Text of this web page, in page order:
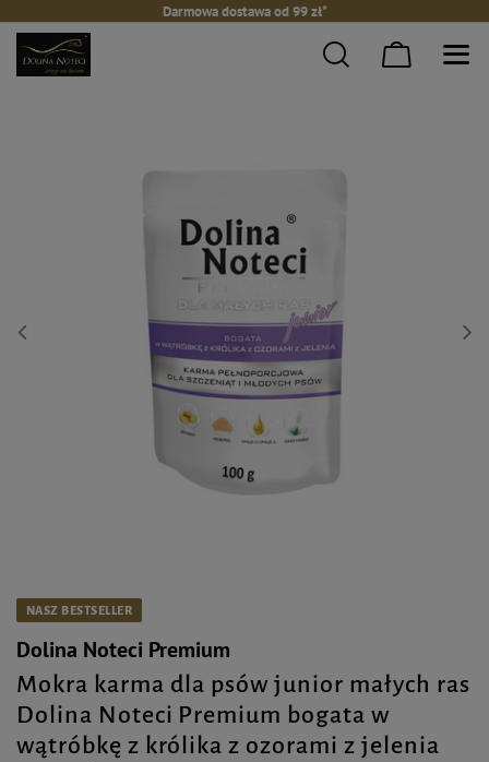
Darmowa dostawa od 99 zł*
NASZ BESTSELLER
Dolina Noteci Premium
Mokra karma dla psów junior małych ras
Dolina Noteci Premium bogata w
wątróbkę z królika z ozorami z jelenia